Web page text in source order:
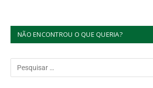
NÃO ENCONTROU O QUE QUERIA?